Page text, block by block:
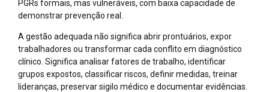
PGRs formais, mas vulneráveis, com baixa capacidade de
demonstrar prevenção real.
A gestão adequada não significa abrir prontuários, expor
trabalhadores ou transformar cada conflito em diagnóstico
clínico. Significa analisar fatores de trabalho, identificar
grupos expostos, classificar riscos, definir medidas, treinar
lideranças, preservar sigilo médico e documentar evidências.